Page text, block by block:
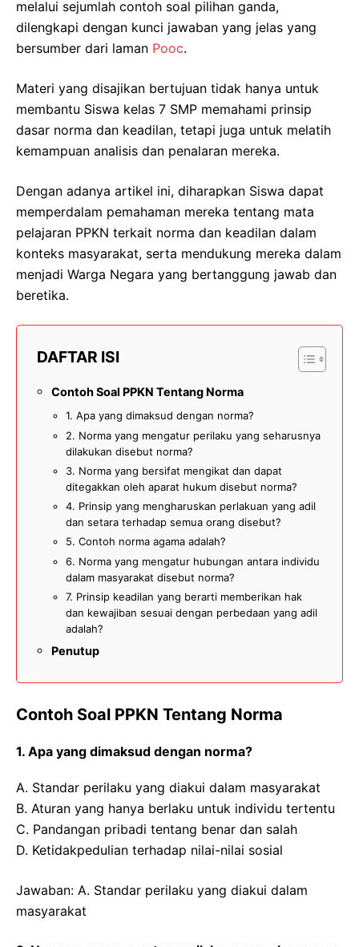
melalui sejumlah contoh soal pilihan ganda,
dilengkapi dengan kunci jawaban yang jelas yang
bersumber dari laman Pooc.
Materi yang disajikan bertujuan tidak hanya untuk
membantu Siswa kelas 7 SMP memahami prinsip
dasar norma dan keadilan, tetapi juga untuk melatih
kemampuan analisis dan penalaran mereka.
Dengan adanya artikel ini, diharapkan Siswa dapat
memperdalam pemahaman mereka tentang mata
pelajaran PPKN terkait norma dan keadilan dalam
konteks masyarakat, serta mendukung mereka dalam
menjadi Warga Negara yang bertanggung jawab dan
beretika.
DAFTAR ISI
Contoh Soal PPKN Tentang Norma
1. Apa yang dimaksud dengan norma?
2. Norma yang mengatur perilaku yang seharusnya
dilakukan disebut norma?
3. Norma yang bersifat mengikat dan dapat
ditegakkan oleh aparat hukum disebut norma?
4. Prinsip yang mengharuskan perlakuan yang adil
dan setara terhadap semua orang disebut?
5. Contoh norma agama adalah?
6. Norma yang mengatur hubungan antara individu
dalam masyarakat disebut norma?
7. Prinsip keadilan yang berarti memberikan hak
dan kewajiban sesuai dengan perbedaan yang adil
adalah?
Penutup
Contoh Soal PPKN Tentang Norma
1. Apa yang dimaksud dengan norma?
A. Standar perilaku yang diakui dalam masyarakat
B. Aturan yang hanya berlaku untuk individu tertentu
C. Pandangan pribadi tentang benar dan salah
D. Ketidakpedulian terhadap nilai-nilai sosial
Jawaban: A. Standar perilaku yang diakui dalam
masyarakat